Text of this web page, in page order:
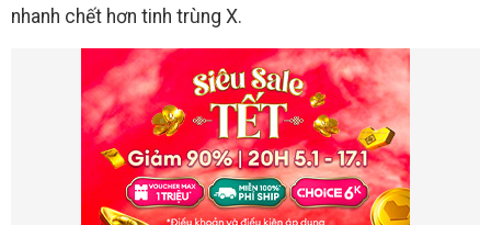
nhanh chết hơn tinh trùng X.